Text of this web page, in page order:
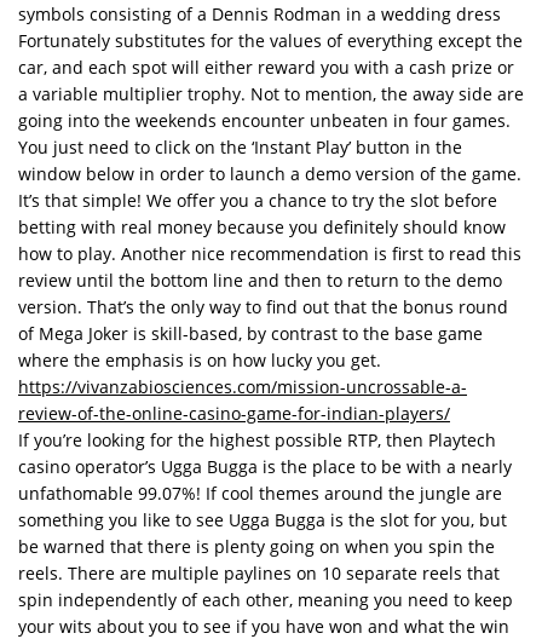
symbols consisting of a Dennis Rodman in a wedding dress
Fortunately substitutes for the values of everything except the
car, and each spot will either reward you with a cash prize or
a variable multiplier trophy. Not to mention, the away side are
going into the weekends encounter unbeaten in four games.
You just need to click on the ‘Instant Play’ button in the
window below in order to launch a demo version of the game.
It’s that simple! We offer you a chance to try the slot before
betting with real money because you definitely should know
how to play. Another nice recommendation is first to read this
review until the bottom line and then to return to the demo
version. That’s the only way to find out that the bonus round
of Mega Joker is skill-based, by contrast to the base game
where the emphasis is on how lucky you get.
https://vivanzabiosciences.com/mission-uncrossable-a-
review-of-the-online-casino-game-for-indian-players/
If you’re looking for the highest possible RTP, then Playtech
casino operator’s Ugga Bugga is the place to be with a nearly
unfathomable 99.07%! If cool themes around the jungle are
something you like to see Ugga Bugga is the slot for you, but
be warned that there is plenty going on when you spin the
reels. There are multiple paylines on 10 separate reels that
spin independently of each other, meaning you need to keep
your wits about you to see if you have won and what the win